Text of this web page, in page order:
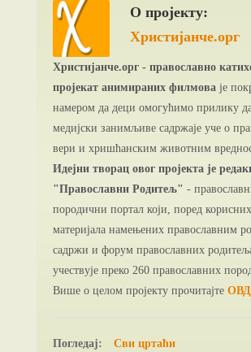
О пројекту:
Христијанче.орг
Христијанче.орг - православно
пројекат анимираних филмоваје
намером да деци омогућимо прилику
медијски занимљиве садржаје уче о
вери и хришћанским животним
Идејни творац овог пројекта је
"Православни Родитељ" -
породични портал који, поред
материјала намењених православним
садржи и форум православних
учествује преко 260 православних
Више о целом пројекту прочитајте
Погледај: Сви цртаћи